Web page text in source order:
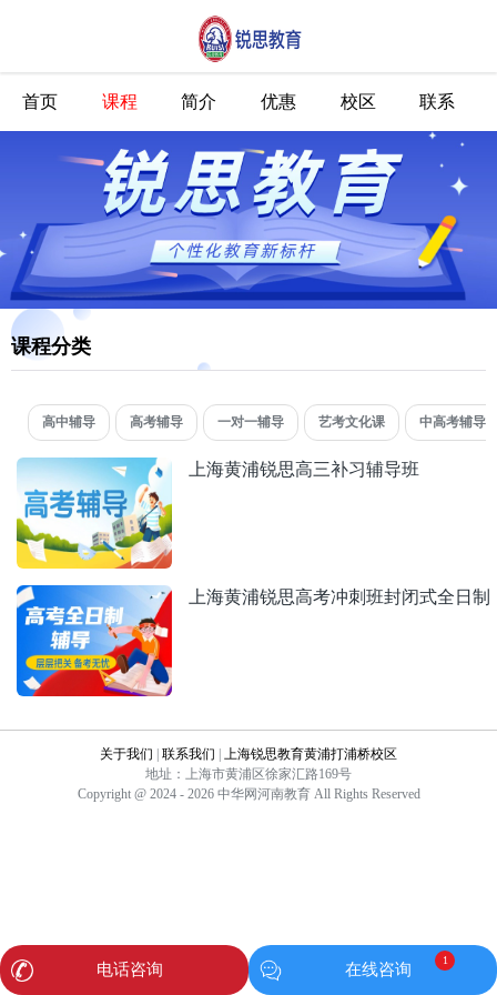
首页 课程 简介 优惠 校区 联系
课程分类
高中辅导 高考辅导 一对一辅导 艺考文化课 中高考辅导
上海黄浦锐思高三补习辅导班
上海黄浦锐思高考冲刺班封闭式全日制
关于我们 联系我们
上海锐思教育黄浦打浦桥校区
地址：上海市黄浦区徐家汇路169号
Copyright @ 2024 - 2026 中华网河南教育 All Rights Reserved
电话咨询 在线咨询
1